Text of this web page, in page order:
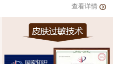
查看详情